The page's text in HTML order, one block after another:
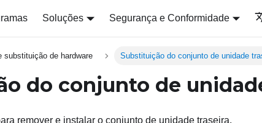
Soluções Segurança e Conformidade
substituição de hardware Substituição do conjunto de unidade
do conjunto de
remover e instalar o conjunto de unidade traseira.